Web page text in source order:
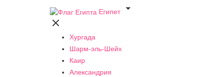
Египет


Хургада
Шарм-эль-Шейх
Каир
Александрия